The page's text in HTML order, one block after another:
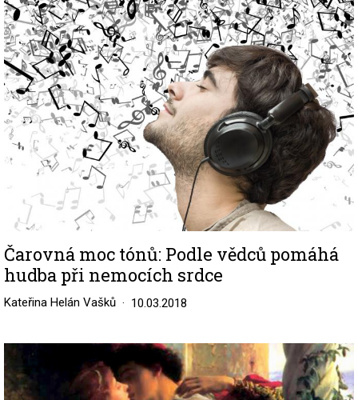
Image
Čarovná moc tónů: Podle vědců pomáhá
hudba při nemocích srdce
Kateřina Helán Vašků 10.03.2018
Image